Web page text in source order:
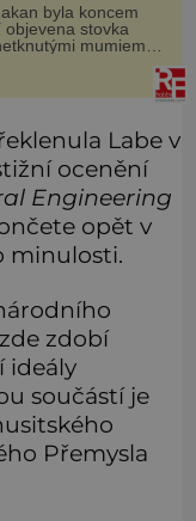
byla koncem
stovka
mumiemi.
pohřbeni s úctou a
Asi nejvíc přitom
tříměsíčn
Labe v
ocenění
Engineering
opět v
minulosti.
zdobí
ideály
součástí je
Přemysla